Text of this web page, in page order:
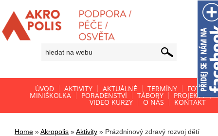
ÚVOD AKTIVITY AKTUÁLNĚ TERMÍNY FOTO
MINIŠKOLKA PORADENSTVÍ TÁBORY PROJEKTY
VIDEO KURZY O NÁS KONTAKT
Home »Akropolis »Aktivity » Prázdninový zdravý rozvoj dětí